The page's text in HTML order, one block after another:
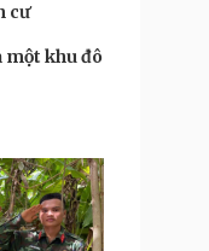
cư
một khu đô